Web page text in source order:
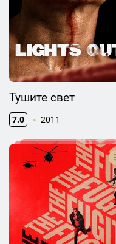
Тушите свет
7.0 2011